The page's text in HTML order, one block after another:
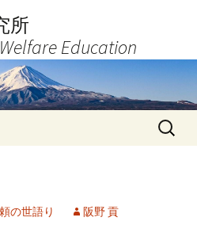
所
Education
検
索:
の世語り 阪野 貢